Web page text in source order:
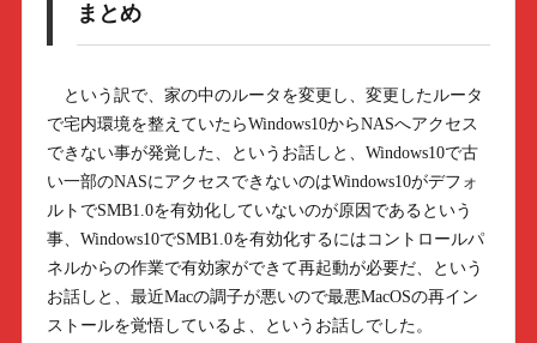
まとめ
という訳で、家の中のルータを変更し、変更したルータ
で宅内環境を整えていたらWindows10からNASへアクセス
できない事が発覚した、というお話しと、Windows10で古
い一部のNASにアクセスできないのはWindows10がデフォ
ルトでSMB1.0を有効化していないのが原因であるという
事、Windows10でSMB1.0を有効化するにはコントロールパ
ネルからの作業で有効家ができて再起動が必要だ、という
お話しと、最近Macの調子が悪いので最悪MacOSの再イン
ストールを覚悟しているよ、というお話しでした。